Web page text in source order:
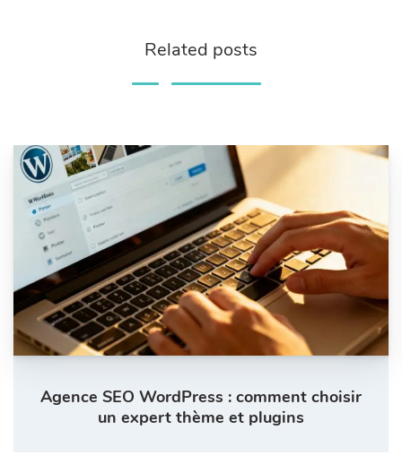
Related posts
Agence SEO WordPress : comment choisir
un expert thème et plugins